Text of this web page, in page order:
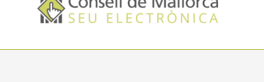
Accés i seguretat
Utilitats